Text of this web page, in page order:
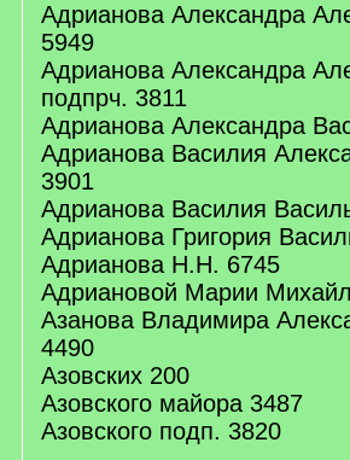
Адрианова Александра
5949
Адрианова Александра
подпрч. 3811
Адрианова Александра
Адрианова Василия
3901
Адрианова Василия
Адрианова Григория
Адрианова Н.Н. 6745
Адриановой Марии
Азанова Владимира
4490
Азовских 200
Азовского майора 3487
Азовского подп. 3820